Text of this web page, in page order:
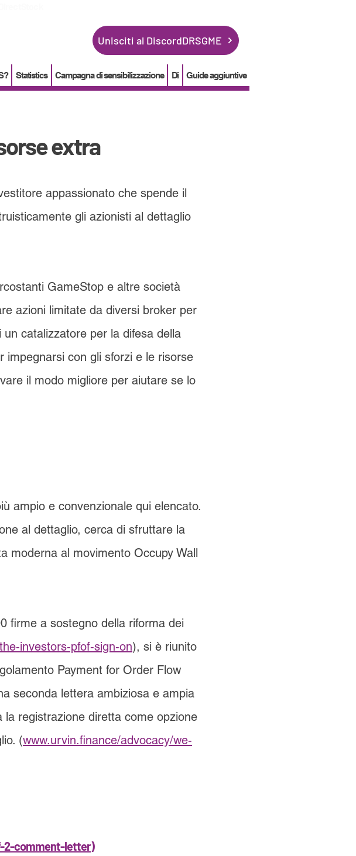
Unisciti al DiscordDRSGME
Statistics Campagna di sensibilizzazione Di Guide aggiuntive
extra
appassionato che spende il
gli azionisti al dettaglio
GameStop e altre società
azioni limitate da diversi broker per
catalizzatore per la difesa della
impegnarsi con gli sforzi e le risorse
il modo migliore per aiutare se lo
ampio e convenzionale qui elencato.
al dettaglio, cerca di sfruttare la
moderna al movimento Occupy Wall
firme a sostegno della riforma dei
investors-pfof-sign-on), si è riunito
Payment for Order Flow
seconda lettera ambiziosa e ampia
registrazione diretta come opzione
(www.urvin.finance/advocacy/we-
2-comment-letter)